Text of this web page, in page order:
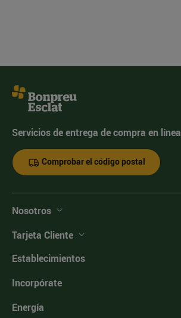
Servicios de entrega de compra en línea
Comprobar el código postal
Nosotros
Tarjeta Cliente
Establecimientos
Incorpórate
Energía